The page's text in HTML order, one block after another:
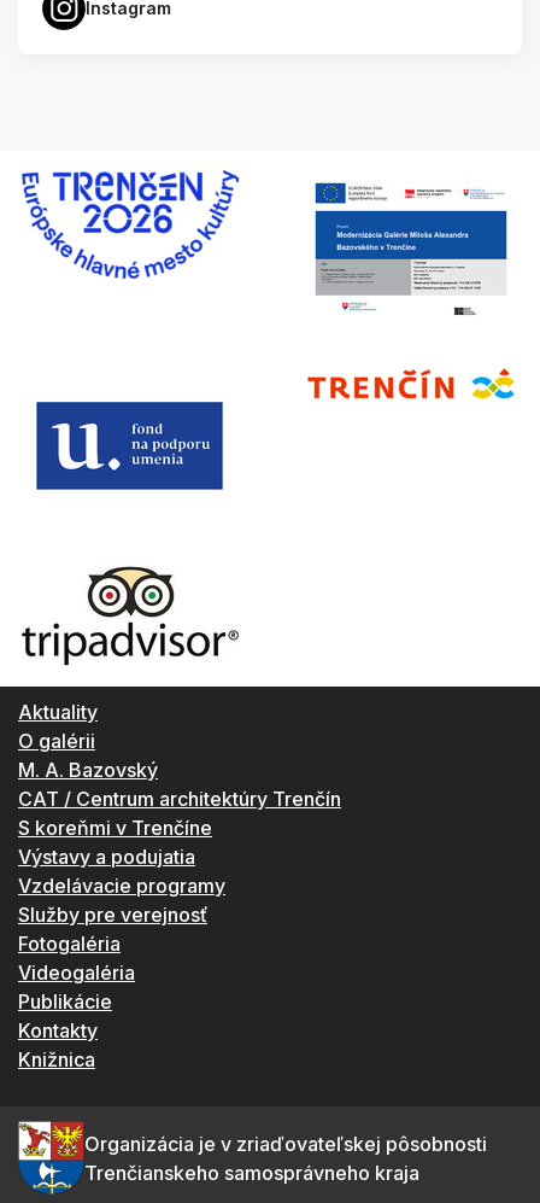
Instagram
Aktuality
O galérii
M. A. Bazovský
CAT / Centrum architektúry Trenčín
S koreňmi v Trenčíne
Výstavy a podujatia
Vzdelávacie programy
Služby pre verejnosť
Fotogaléria
Videogaléria
Publikácie
Kontakty
Knižnica
Organizácia je v zriaďovateľskej pôsobnosti
Trenčianskeho samosprávneho kraja